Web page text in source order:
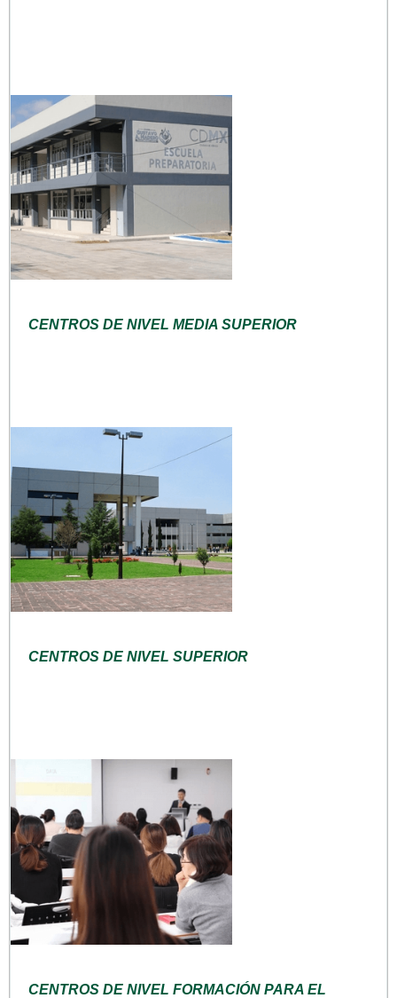
CENTROS DE NIVEL MEDIA SUPERIOR
CENTROS DE NIVEL SUPERIOR
CENTROS DE NIVEL FORMACIÓN PARA EL